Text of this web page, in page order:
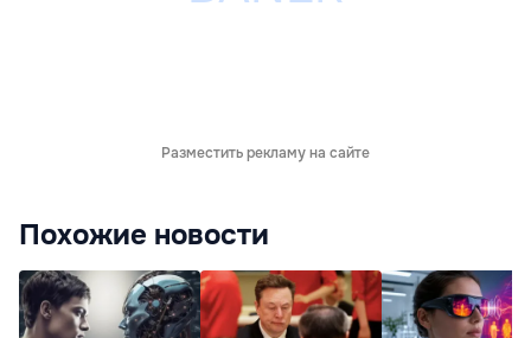
Разместить рекламу на сайте
Похожие новости